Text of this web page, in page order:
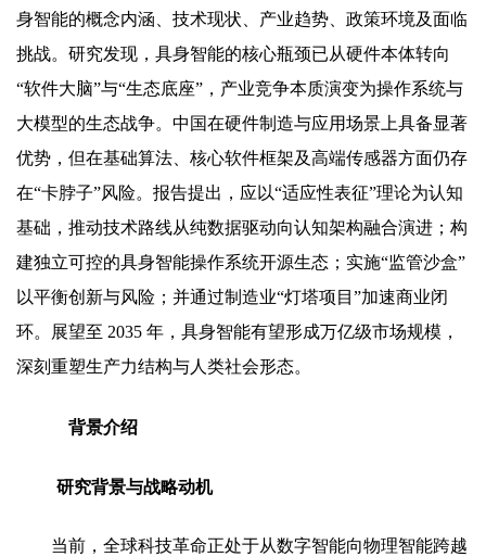
身智能的概念内涵、技术现状、产业趋势、政策环境及面临
挑战。研究发现，具身智能的核心瓶颈已从硬件本体转向
“软件大脑”与“生态底座”，产业竞争本质演变为操作系统与
大模型的生态战争。中国在硬件制造与应用场景上具备显著
优势，但在基础算法、核心软件框架及高端传感器方面仍存
在“卡脖子”风险。报告提出，应以“适应性表征”理论为认知
基础，推动技术路线从纯数据驱动向认知架构融合演进；构
建独立可控的具身智能操作系统开源生态；实施“监管沙盒”
以平衡创新与风险；并通过制造业“灯塔项目”加速商业闭
环。展望至 2035 年，具身智能有望形成万亿级市场规模，
深刻重塑生产力结构与人类社会形态。
背景介绍
研究背景与战略动机
当前，全球科技革命正处于从数字智能向物理智能跨越